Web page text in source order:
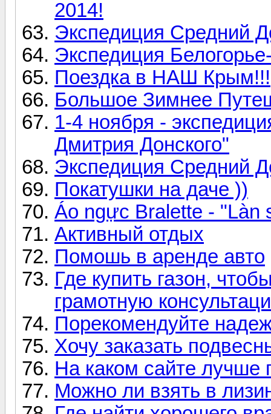
2014!
Экспедиция Средний
Экспедиция
Поездка в НАШ Крым!!!
Большое Зимнее
1-4 ноября -
Дмитрия Донского"
Экспедиция Средний
Покатушки на даче ))
Áo ngực Bralette - "Làn
Активный отдых
Помошь в аренде авто
Где купить газон,
грамотную
Порекомендуйте
Хочу заказать
На каком сайте лучше
Можно ли взять в